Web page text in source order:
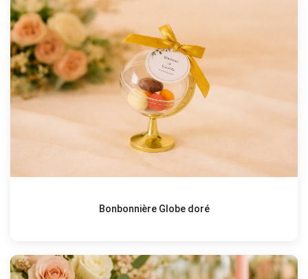
Bonbonnière Globe doré